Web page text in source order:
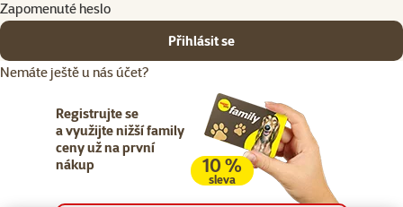
Zapomenuté heslo
Přihlásit se
Nemáte ještě u nás účet?
Registrujte se
a využijte nižší family
ceny už na první
nákup
10 %
sleva